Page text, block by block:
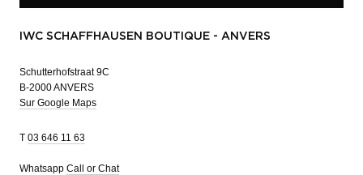
IWC SCHAFFHAUSEN BOUTIQUE - ANVERS
Schutterhofstraat 9C
B-2000 ANVERS
Sur Google Maps
T 03 646 11 63
Whatsapp Call or Chat